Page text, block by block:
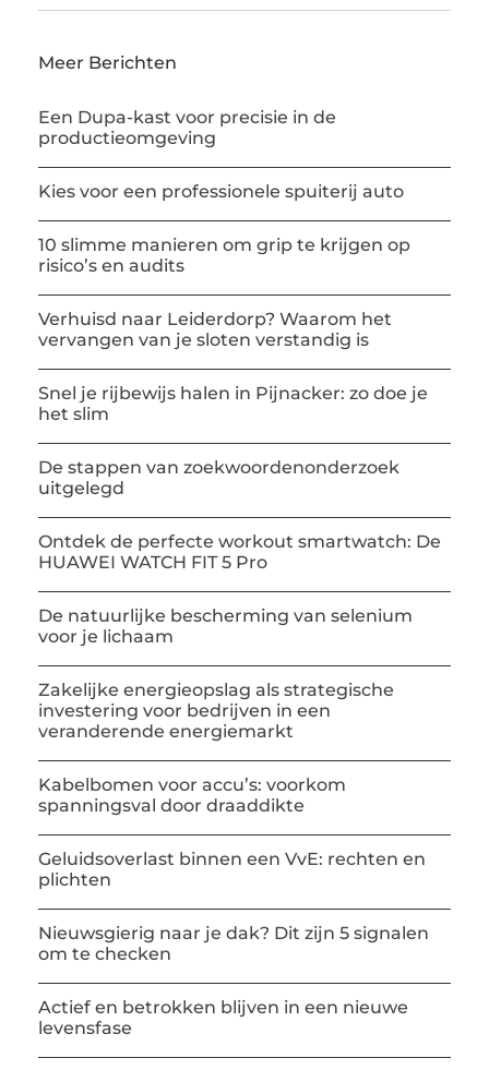
Meer Berichten
Een Dupa-kast voor precisie in de
productieomgeving
Kies voor een professionele spuiterij auto
10 slimme manieren om grip te krijgen op
risico’s en audits
Verhuisd naar Leiderdorp? Waarom het
vervangen van je sloten verstandig is
Snel je rijbewijs halen in Pijnacker: zo doe je
het slim
De stappen van zoekwoordenonderzoek
uitgelegd
Ontdek de perfecte workout smartwatch: De
HUAWEI WATCH FIT 5 Pro
De natuurlijke bescherming van selenium
voor je lichaam
Zakelijke energieopslag als strategische
investering voor bedrijven in een
veranderende energiemarkt
Kabelbomen voor accu’s: voorkom
spanningsval door draaddikte
Geluidsoverlast binnen een VvE: rechten en
plichten
Nieuwsgierig naar je dak? Dit zijn 5 signalen
om te checken
Actief en betrokken blijven in een nieuwe
levensfase